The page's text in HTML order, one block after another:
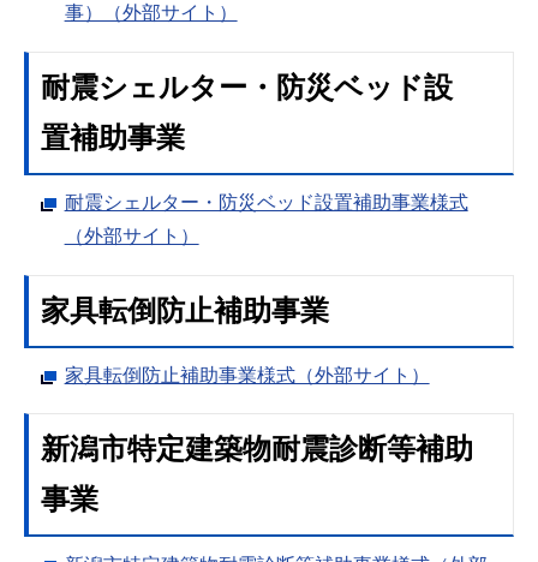
事）（外部サイト）
耐震シェルター・防災ベッド設
置補助事業
耐震シェルター・防災ベッド設置補助事業様式
（外部サイト）
家具転倒防止補助事業
家具転倒防止補助事業様式（外部サイト）
新潟市特定建築物耐震診断等補助
事業